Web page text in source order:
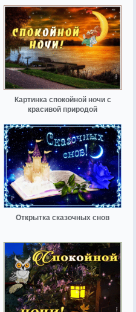
Картинка спокойной ночи с
красивой природой
Открытка сказочных снов